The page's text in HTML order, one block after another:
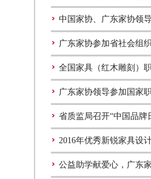
中国家协、广东家协领
广东家协参加省社会组
全国家具（红木雕刻）
广东家协领导参加国家
省质监局召开“中国品
2016年优秀新锐家具设
公益助学献爱心，广东